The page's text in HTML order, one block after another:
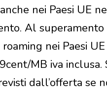
nei Paesi UE
Al
roaming nei Paesi
MB iva inclusa.
dall’offerta se